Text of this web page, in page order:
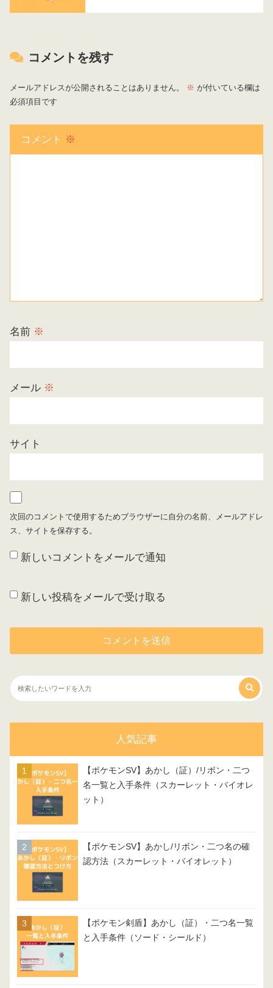
コメントを残す
メールアドレスが公開されることはありません。 ※ が付いている欄は
必須項目です
コメント ※
名前 ※
メール ※
サイト
次回のコメントで使用するためブラウザーに自分の名前、メールアドレ
ス、サイトを保存する。
新しいコメントをメールで通知
新しい投稿をメールで受け取る
人気記事
【ポケモンSV】あかし（証）/リボン・二つ
名一覧と入手条件（スカーレット・バイオレ
ット）
【ポケモンSV】あかし/リボン・二つ名の確
認方法（スカーレット・バイオレット）
【ポケモン剣盾】あかし（証）・二つ名一覧
と入手条件（ソード・シールド）